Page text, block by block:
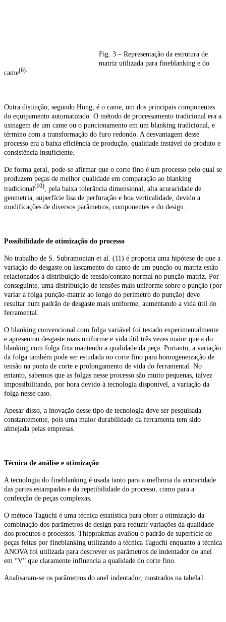
Fig. 3 – Representação da estrutura de
matriz utilizada para fineblanking e do
came(6).
Outra distinção, segundo Hong, é o came, um dos principais componentes
do equipamento automatizado. O método de processamento tradicional era a
usinagem de um came ou o puncionamento em um blanking tradicional, e
término com a transformação do furo redondo. A desvantagem desse
processo era a baixa eficiência de produção, qualidade instável do produto e
consistência insuficiente.
De forma geral, pode-se afirmar que o corte fino é um processo pelo qual se
produzem peças de melhor qualidade em comparação ao blanking
tradicional(10) , pela baixa tolerância dimensional, alta acuracidade de
geometria, superfície lisa de perfuração e boa verticalidade, devido a
modificações de diversos parâmetros, componentes e do design.
Possibilidade de otimização do processo
No trabalho de S. Subramonian et al. (11) é proposta uma hipótese de que a
variação do desgaste ou lascamento do canto de um punção ou matriz estão
relacionados à distribuição de tensão/contato normal no punção-matriz. Por
conseguinte, uma distribuição de tensões mais uniforme sobre o punção (por
variar a folga punção-matriz ao longo do perímetro do punção) deve
resultar num padrão de desgaste mais uniforme, aumentando a vida útil do
ferramental.
O blanking convencional com folga variável foi testado experimentalmente
e apresentou desgaste mais uniforme e vida útil três vezes maior que a do
blanking com folga fixa mantendo a qualidade da peça. Portanto, a variação
da folga também pode ser estudada no corte fino para homogeneização de
tensão na ponta de corte e prolongamento de vida do ferramental. No
entanto, sabemos que as folgas nesse processo são muito pequenas, talvez
impossibilitando, por hora devido à tecnologia disponível, a variação da
folga nesse caso.
Apesar disso, a inovação desse tipo de tecnologia deve ser pesquisada
constantemente, pois uma maior durabilidade da ferramenta tem sido
almejada pelas empresas.
Técnica de análise e otimização
A tecnologia do fineblanking é usada tanto para a melhoria da acuracidade
das partes estampadas e da repetibilidade do processo, como para a
confecção de peças complexas.
O método Taguchi é uma técnica estatística para obter a otimização da
combinação dos parâmetros de design para reduzir variações da qualidade
dos produtos e processos. Thipprakmas avaliou o padrão de superfície de
peças feitas por fineblanking utilizando a técnica Taguchi enquanto a técnica
ANOVA foi utilizada para descrever os parâmetros de indentador do anel
em “V” que claramente influencia a qualidade do corte fino.
Analisaram-se os parâmetros do anel indentador, mostrados na tabela1.